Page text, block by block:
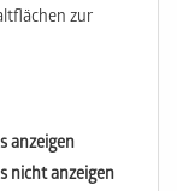
zur
anzeigen
nicht anzeigen